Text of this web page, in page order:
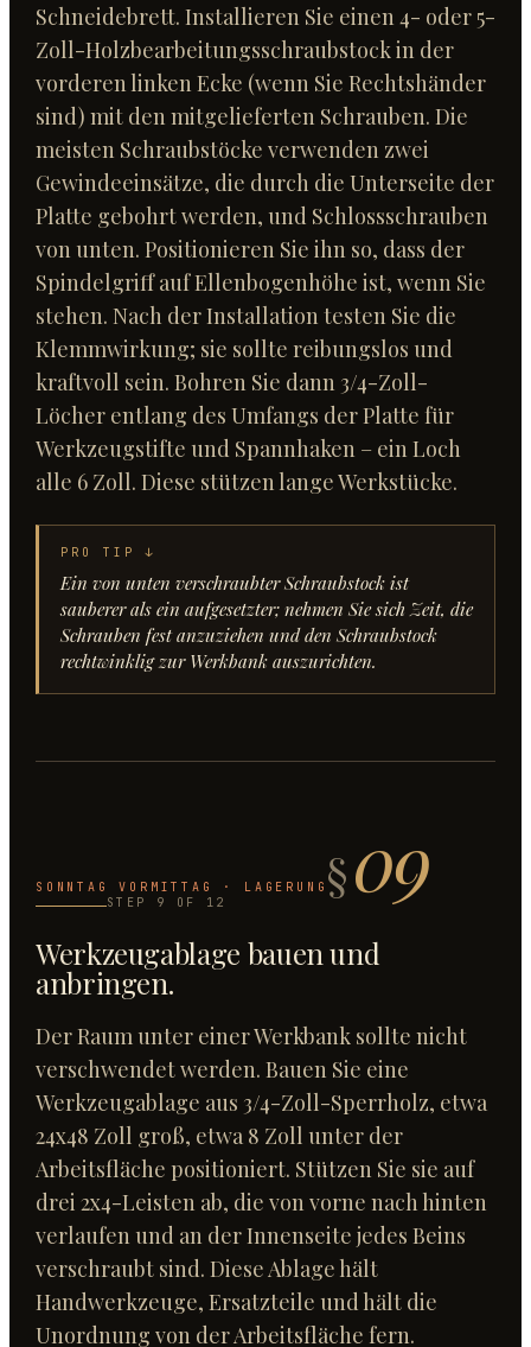
Schneidebrett. Installieren Sie einen 4- oder 5-
Zoll-Holzbearbeitungsschraubstock in der
vorderen linken Ecke (wenn Sie Rechtshänder
sind) mit den mitgelieferten Schrauben. Die
meisten Schraubstöcke verwenden zwei
Gewindeeinsätze, die durch die Unterseite der
Platte gebohrt werden, und Schlossschrauben
von unten. Positionieren Sie ihn so, dass der
Spindelgriff auf Ellenbogenhöhe ist, wenn Sie
stehen. Nach der Installation testen Sie die
Klemmwirkung; sie sollte reibungslos und
kraftvoll sein. Bohren Sie dann 3/4-Zoll-
Löcher entlang des Umfangs der Platte für
Werkzeugstifte und Spannhaken – ein Loch
alle 6 Zoll. Diese stützen lange Werkstücke.
PRO TIP ↓
Ein von unten verschraubter Schraubstock ist
sauberer als ein aufgesetzter; nehmen Sie sich Zeit, die
Schrauben fest anzuziehen und den Schraubstock
rechtwinklig zur Werkbank auszurichten.
SONNTAG VORMITTAG · LAGERUNG §09
STEP 9 OF 12
Werkzeugablage bauen und
anbringen.
Der Raum unter einer Werkbank sollte nicht
verschwendet werden. Bauen Sie eine
Werkzeugablage aus 3/4-Zoll-Sperrholz, etwa
24x48 Zoll groß, etwa 8 Zoll unter der
Arbeitsfläche positioniert. Stützen Sie sie auf
drei 2x4-Leisten ab, die von vorne nach hinten
verlaufen und an der Innenseite jedes Beins
verschraubt sind. Diese Ablage hält
Handwerkzeuge, Ersatzteile und hält die
Unordnung von der Arbeitsfläche fern.